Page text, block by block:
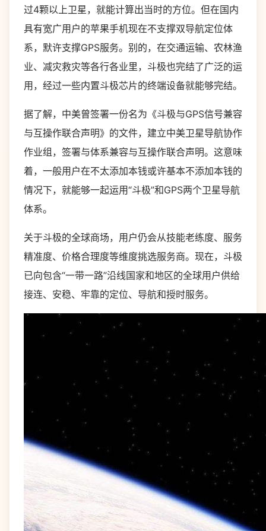
过4颗以上卫星，就能计算出当时的方位。但在国内
具有宽广用户的苹果手机现在不支撑双导航定位体
系，默许支撑GPS服务。别的，在交通运输、农林渔
业、减灾救灾等各行各业里，斗极也完结了广泛的运
用，经过一些内置斗极芯片的终端设备就能够完结。
据了解，中美曾签署一份名为《斗极与GPS信号兼容
与互操作联合声明》的文件，建立中美卫星导航协作
作业组，签署与体系兼容与互操作联合声明。这意味
着，一般用户在不太添加本钱或许基本不添加本钱的
情况下，就能够一起运用“斗极”和GPS两个卫星导航
体系。
关于斗极的全球商场，用户仍会从技能老练度、服务
精准度、价格合理度等维度挑选服务商。现在，斗极
已向包含“一带一路”沿线国家和地区的全球用户供给
接连、安稳、牢靠的定位、导航和授时服务。